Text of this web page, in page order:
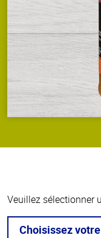
Veuillez sélectionner
Choisissez